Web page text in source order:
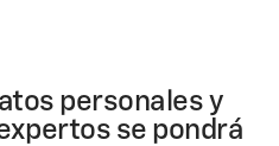
personales y
se pondrá